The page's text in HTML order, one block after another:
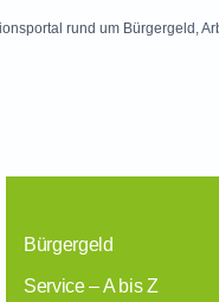
rund um Bürgergeld,
Bürgergeld
Service – A bis Z